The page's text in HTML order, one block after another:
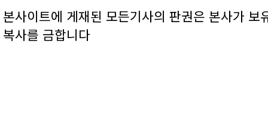
본사이트에 게재된 모든기사의 판권은 본사가
복사를 금합니다